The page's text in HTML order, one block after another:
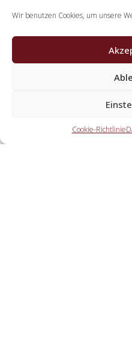
Wir benutzen Cookies, um unsere
Cookie-Richtlinie
Welche Leistungen
Die Kooperationspartner
die Sie von einem